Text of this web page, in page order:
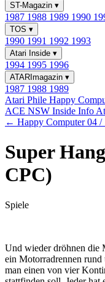
ST-Magazin ▾
1987 1988 1989 1990
TOS ▾
1990 1991 1992 1993
Atari Inside ▾
1994 1995 1996
ATARImagazin ▾
1987 1988 1989
Atari Phile Happy
ACE NSW Inside Info
← Happy Computer 04 /
Super
CPC)
Spiele
Und wieder dröhnen die
ein Motorradrennen
man einen von vier